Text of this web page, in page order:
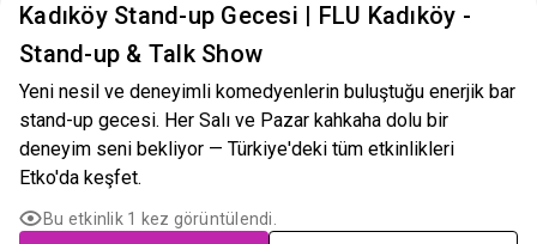
Kadıköy Stand-up Gecesi | FLU Kadıköy -
Stand-up & Talk Show
Yeni nesil ve deneyimli komedyenlerin buluştuğu enerjik bar
stand-up gecesi. Her Salı ve Pazar kahkaha dolu bir
deneyim seni bekliyor — Türkiye'deki tüm etkinlikleri
Etko'da keşfet.
Bu etkinlik 1 kez görüntülendi.